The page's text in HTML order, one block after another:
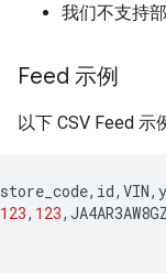
我们不支持
Feed 示例
以下 CSV Feed 示
store_code, id, VIN,
123, 123,